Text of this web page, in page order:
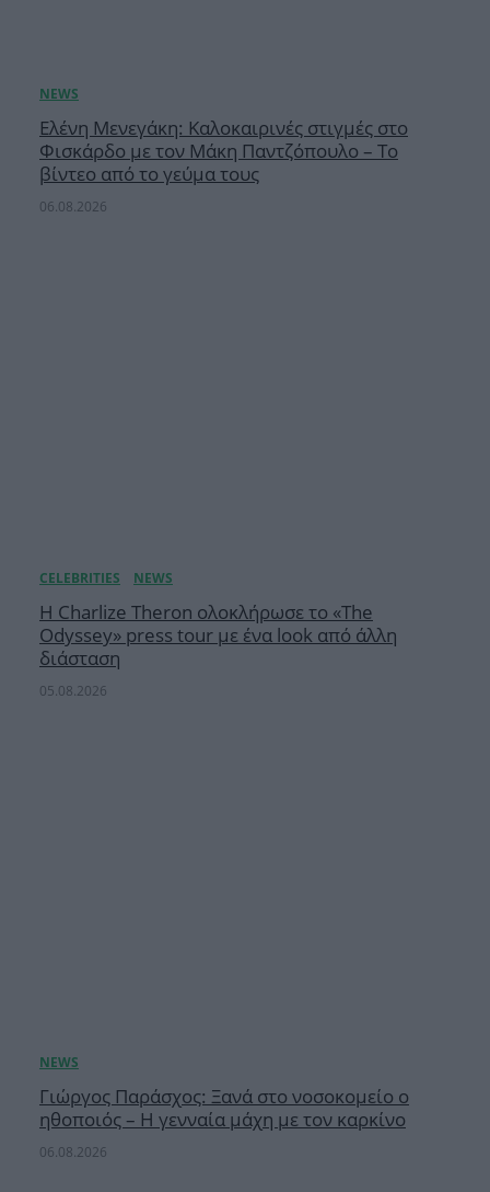
Ελένη Μενεγάκη: Καλοκαιρινές στιγμές στο
Φισκάρδο με τον Μάκη Παντζόπουλο – Το
βίντεο από το γεύμα τους
06.08.2026
Η Charlize Theron ολοκλήρωσε το «The
Odyssey» press tour με ένα look από άλλη
διάσταση
05.08.2026
Γιώργος Παράσχος: Ξανά στο νοσοκομείο ο
ηθοποιός – Η γενναία μάχη με τον καρκίνο
06.08.2026